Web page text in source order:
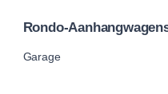
Rondo-
Garage